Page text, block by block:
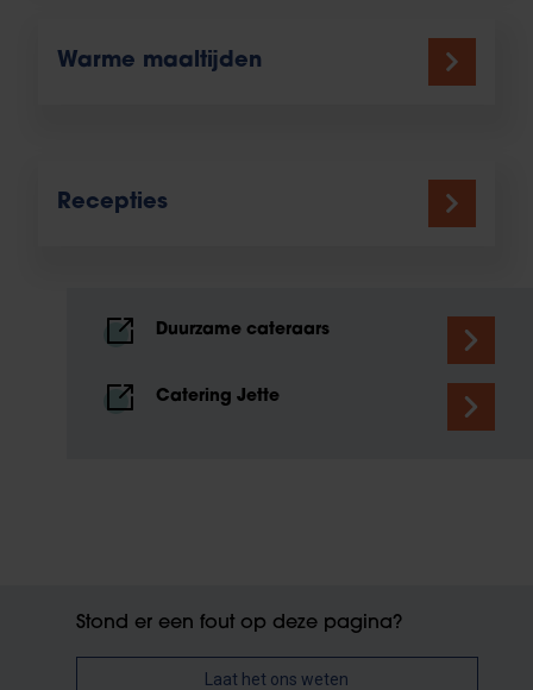
Warme maaltijden
Recepties
Duurzame cateraars
Catering Jette
Stond er een fout op deze pagina?
Laat het ons weten